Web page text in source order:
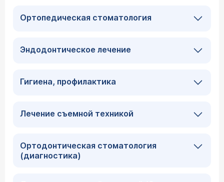
Ортопедическая стоматология
Эндодонтическое лечение
Гигиена, профилактика
Лечение съемной техникой
Ортодонтическая стоматология
(диагностика)